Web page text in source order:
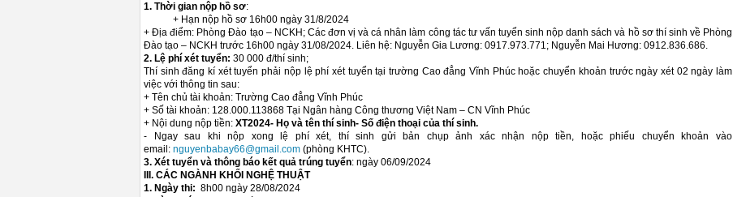
1. Thời gian nộp hồ sơ:
+ Hạn nộp hồ sơ 16h00 ngày 31/8/2024
+ Địa điểm: Phòng Đào tạo – NCKH; Các đơn vị và cá nhân làm công tác tư vấn tuyển sinh nộp danh sách và hồ sơ thí sinh về Phòng
Đào tạo – NCKH trước 16h00 ngày 31/08/2024. Liên hệ: Nguyễn Gia Lương: 0917.973.771; Nguyễn Mai Hương: 0912.836.686.
2. Lệ phí xét tuyển: 30 000 đ/thí sinh;
Thí sinh đăng kí xét tuyển phải nộp lệ phí xét tuyển tại trường Cao đẳng Vĩnh Phúc hoặc chuyển khoản trước ngày xét 02 ngày làm
việc với thông tin sau:
+ Tên chủ tài khoản: Trường Cao đẳng Vĩnh Phúc
+ Số tài khoản: 128.000.113868 Tại Ngân hàng Công thương Việt Nam – CN Vĩnh Phúc
+ Nội dung nộp tiền: XT2024- Họ và tên thí sinh- Số điện thoại của thí sinh.
- Ngay sau khi nộp xong lệ phí xét, thí sinh gửi bản chụp ảnh xác nhận nộp tiền, hoặc phiếu chuyển khoản vào
email: nguyenbabay66@gmail.com (phòng KHTC).
3. Xét tuyển và thông báo kết quả trúng tuyển: ngày 06/09/2024
III. CÁC NGÀNH KHỐI NGHỆ THUẬT
1. Ngày thi: 8h00 ngày 28/08/2024